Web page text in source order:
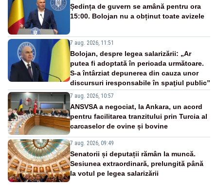
Ședința de guvern se amână pentru ora
15:00. Bolojan nu a obținut toate avizele
7 aug. 2026, 11:51
Bolojan, despre legea salarizării: „Ar
putea fi adoptată în perioada următoare.
S-a întârziat depunerea din cauza unor
discursuri iresponsabile în spaţiul public”
7 aug. 2026, 10:57
ANSVSA a negociat, la Ankara, un acord
pentru facilitarea tranzitului prin Turcia al
carcaselor de ovine și bovine
7 aug. 2026, 09:49
Senatorii și deputații rămân la muncă.
Sesiunea extraordinară, prelungită până
la votul pe legea salarizării